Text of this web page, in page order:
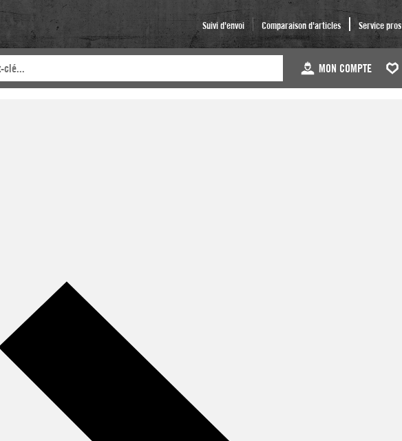
Suivi d'envoi Comparaison d'articles Service pros
MON COMPTE